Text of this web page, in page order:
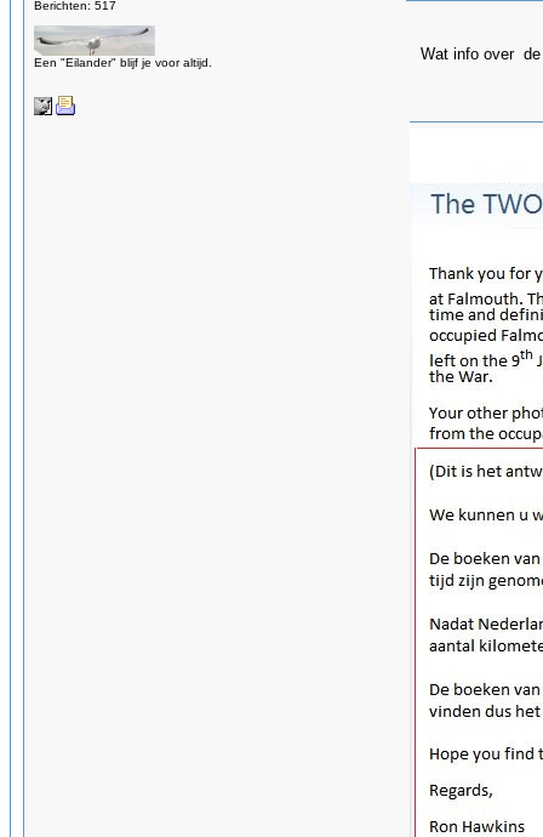
Berichten: 517
Een "Eilander" blijf je voor altijd.
Wat info over de